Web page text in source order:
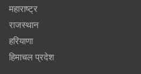
महाराष्ट्र
राजस्थान
हरियाणा
हिमाचल प्रदेश